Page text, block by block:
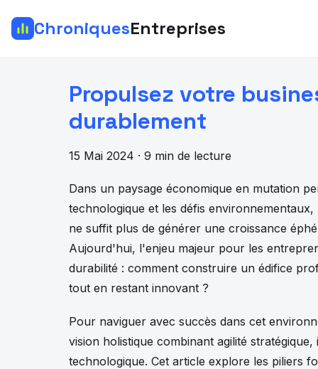
ChroniquesEntreprises
Propulsez votre
durablement
15 Mai 2024 · 9 min de lecture
Dans un paysage économique en mutation
technologique et les défis
ne suffit plus de générer une croissance
Aujourd'hui, l'enjeu majeur pour les
durabilité : comment construire un édifice
tout en restant innovant ?
Pour naviguer avec succès dans cet
vision holistique combinant agilité
technologique. Cet article explore les piliers